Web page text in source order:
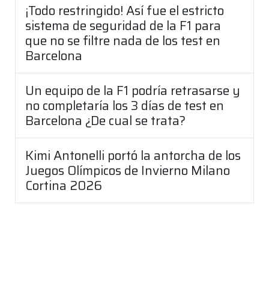
¡Todo restringido! Así fue el estricto
sistema de seguridad de la F1 para
que no se filtre nada de los test en
Barcelona
Un equipo de la F1 podría retrasarse y
no completaría los 3 días de test en
Barcelona ¿De cual se trata?
Kimi Antonelli portó la antorcha de los
Juegos Olímpicos de Invierno Milano
Cortina 2026